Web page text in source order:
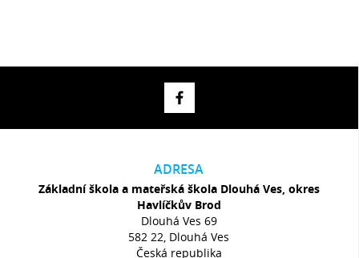
ADRESA
Základní škola a mateřská škola Dlouhá Ves, okres
Havlíčkův Brod
Dlouhá Ves 69
582 22, Dlouhá Ves
Česká republika